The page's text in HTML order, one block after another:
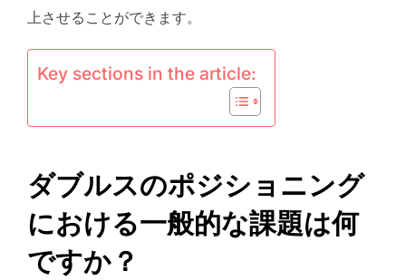
上させることができます。
Key sections in the article:
ダブルスのポジショニング
における一般的な課題は何
ですか？